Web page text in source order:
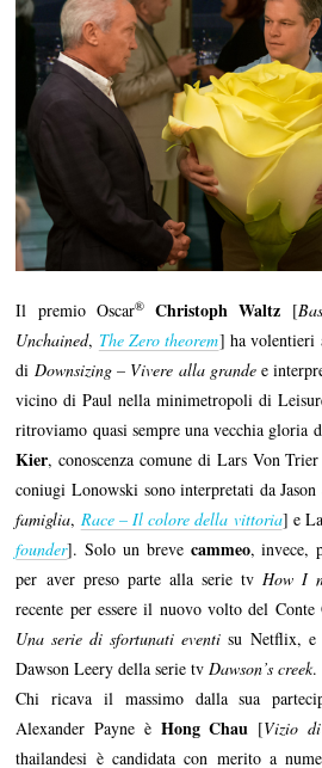
Il premio Oscar® Christoph Waltz [
Unchained, The Zero theorem] ha volentieri
di Downsizing – Vivere alla grandee
vicino di Paul nella minimetropoli di
ritroviamo quasi sempre una vecchia gloria
Kier, conoscenza comune di Lars Von
coniugi Lonowski sono interpretati da
famiglia, Race – Il colore della vittoria] e
founder]. Solo un breve cammeo, invece,
per aver preso parte alla serie tv How I
recente per essere il nuovo volto del
Una serie di sfortunati eventi su Netflix, e
Dawson Leery della serie tvDawson’s creek.
Chi ricava il massimo dalla sua
Alexander Payne è Hong Chau [Vizio
thailandesi è candidata con merito a